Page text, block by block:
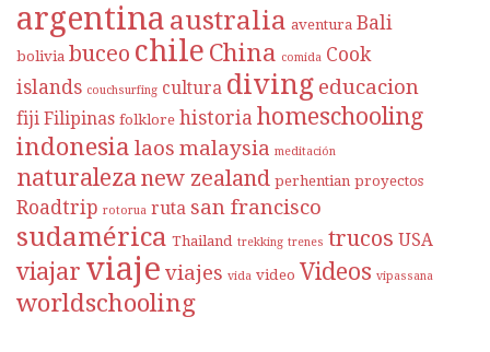
argentina australia aventura Bali
bolivia buceo chile China comida Cook
islands couchsurfing cultura diving educacion
fiji Filipinas folklore historia homeschooling
indonesia laos malaysia meditación
naturalezanew zealand perhentian proyectos
Roadtrip rotorua ruta san francisco
sudamérica Thailand trekking trenes trucos USA
viajar viaje viajes vida video Videos vipassana
worldschooling